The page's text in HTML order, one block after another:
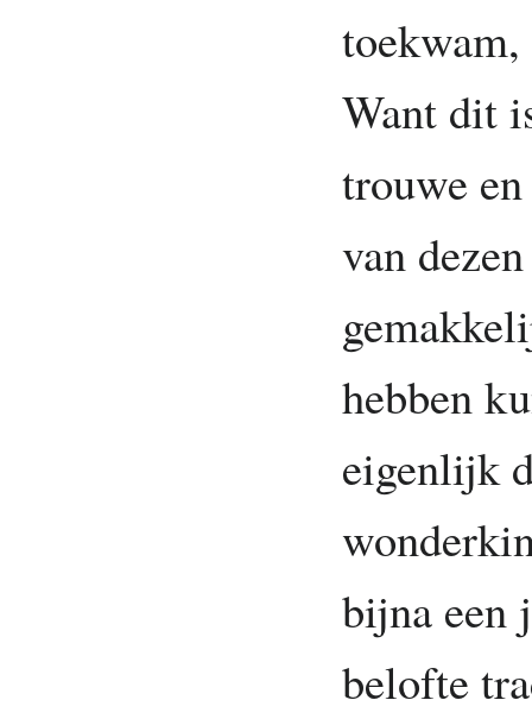
Want dit
trouwe
van
hebben
eigenlijk
bijna een
belofte